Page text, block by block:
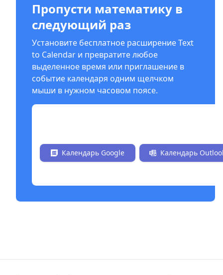
Пропусти математику в
следующий раз
Установите бесплатное расширение Text
to Calendar и превратите любое
выделенное время или приглашение в
событие календаря одним щелчком
мыши в нужном часовом поясе.
Календарь Google Календарь